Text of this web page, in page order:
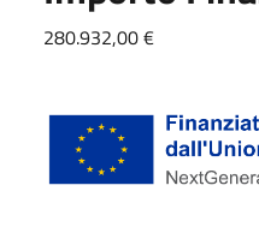
280.932,00 €